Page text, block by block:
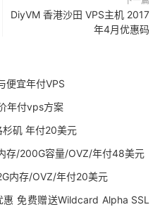
DiyVM 香港沙田 VPS主机 2017
年4月优惠码
便宜年付VPS
年付vps方案
矶 年付20美元
存/200G容量/OVZ/年付48美元
内存/OVZ/年付20美元
免费赠送Wildcard Alpha SSL